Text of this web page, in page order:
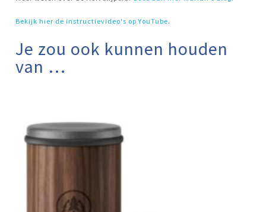
Bekijk hier de instructievideo's op YouTube.
Je zou ook kunnen houden
van …